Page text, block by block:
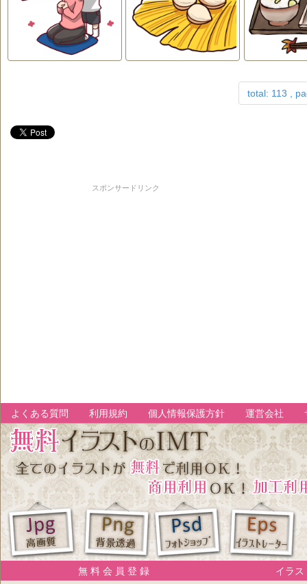
total: 113 ,
スポンサードリンク
よくある質問 利用規約 個人情報保護方針 運営会社
無 料 会 員 登 録 イラス